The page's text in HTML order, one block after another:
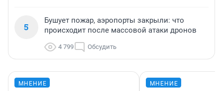
5
Бушует пожар, аэропорты закрыли: что
происходит после массовой атаки дронов
4 799 Обсудить
МНЕНИЕ МНЕНИЕ